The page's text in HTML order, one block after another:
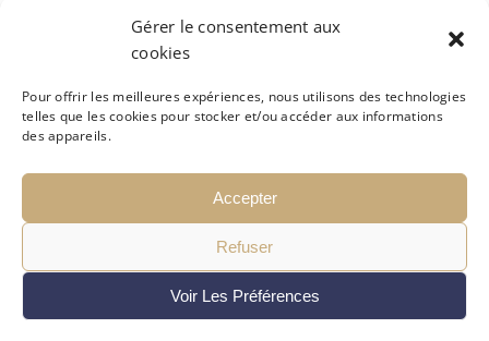
Gérer le consentement aux
cookies
Pour offrir les meilleures expériences, nous utilisons des technologies
telles que les cookies pour stocker et/ou accéder aux informations
des appareils.
Accepter
Refuser
Voir Les Préférences
Menuiserie
Carrelage – revêtement de sol
Mentions légales